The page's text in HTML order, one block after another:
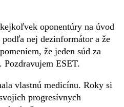
oponentúry na úvod
nej dezinformátor a že
že jeden súd za
Pozdravujem ESET.
vlastnú medicínu. Roky si
progresívnych